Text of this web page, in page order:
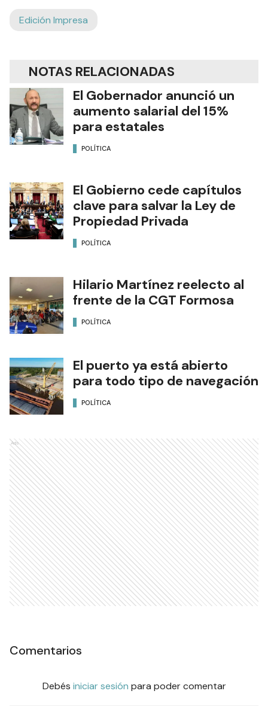
Edición Impresa
NOTAS RELACIONADAS
El Gobernador anunció un
aumento salarial del 15%
para estatales
POLÍTICA
El Gobierno cede capítulos
clave para salvar la Ley de
Propiedad Privada
POLÍTICA
Hilario Martínez reelecto al
frente de la CGT Formosa
POLÍTICA
El puerto ya está abierto
para todo tipo de navegación
POLÍTICA
Ads
Comentarios
Debés iniciar sesión para poder comentar